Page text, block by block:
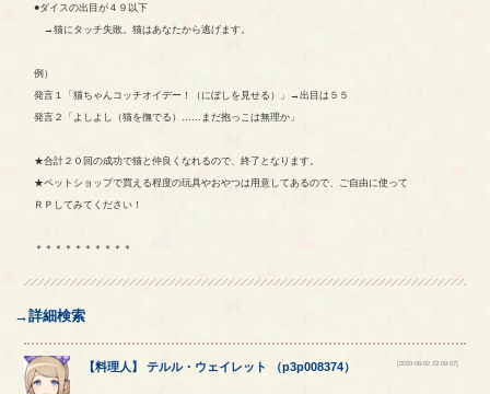
●ダイスの出目が４９以下
→猫にタッチ失敗。猫はあなたから逃げます。
例）
発言１「猫ちゃんコッチオイデー！（にぼしを見せる）」→出目は５５
発言２「よしよし（猫を撫でる）……まだ抱っこは無理か」
★合計２０回の成功で猫と仲良くなれるので、終了となります。
★ペットショップで買える程度の玩具やおやつは用意してあるので、ご自由に使って
ＲＰしてみてください！
＊＊＊＊＊＊＊＊＊＊
→詳細検索
【料理人 】テルル・ ウェイレット （p3p008374） [2020-06-02 22:09:07]